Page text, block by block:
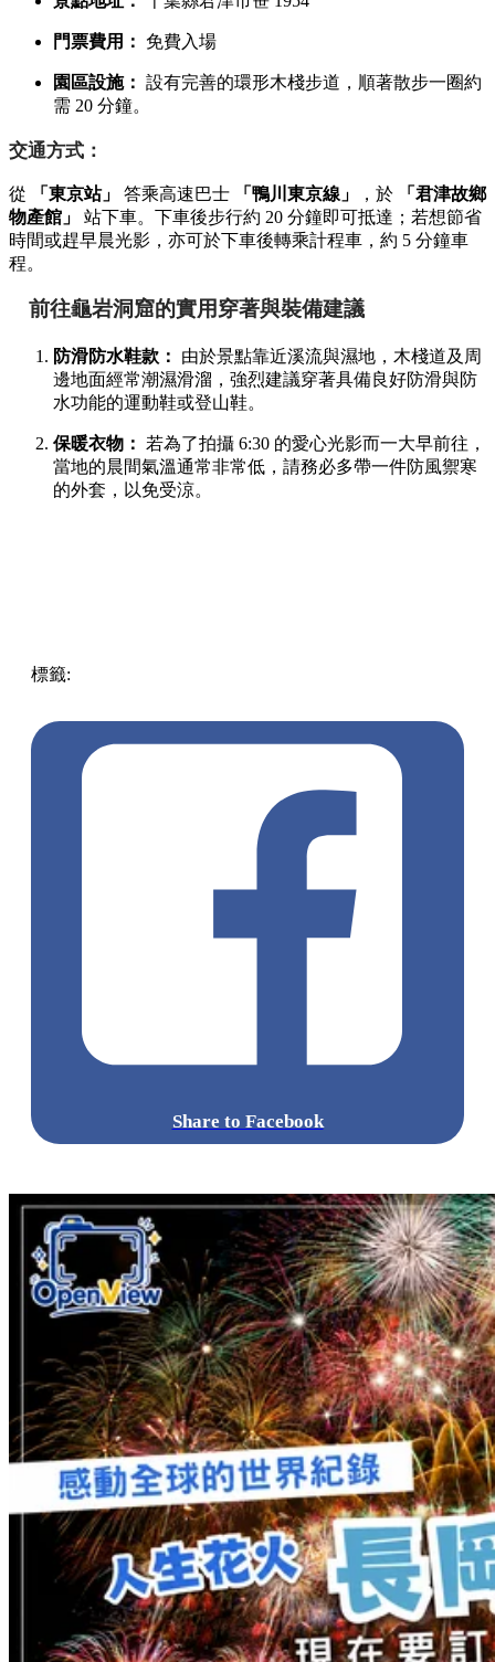
門票費用： 免費入場
園區設施： 設有完善的環形木棧步道，順著散步一圈約
需 20 分鐘。
交通方式：
從 「東京站」 答乘高速巴士 「鴨川東京線」 ，於
「君津故鄉
物產館」
站下車。下車後步行約 20 分鐘即可抵達；若想節省
時間或趕早晨光影，亦可於下車後轉乘計程車，約 5 分鐘車
程。
前往龜岩洞窟的實用穿著與裝備建議
防滑防水鞋款：
由於景點靠近溪流與濕地，木棧道及周
邊地面經常潮濕滑溜，強烈建議穿著具備良好防滑與防
水功能的運動鞋或登山鞋。
保暖衣物： 若為了拍攝 6:30 的愛心光影而一大早前往，
當地的晨間氣溫通常非常低，請務必多帶一件防風禦寒
的外套，以免受涼。
標籤:
Share to Facebook